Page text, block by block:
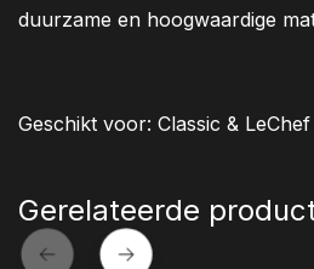
duurzame en hoogwaardige
Geschikt voor: Classic &
Gerelateerde